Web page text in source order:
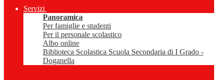
Servizi
Panoramica
Per famiglie e studenti
Per il personale scolastico
Albo online
Biblioteca Scolastica Scuola Secondaria di I Grado -
Doganella